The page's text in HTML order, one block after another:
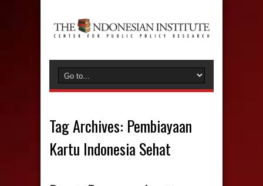
Tag Archives: Pembiayaan
Kartu Indonesia Sehat